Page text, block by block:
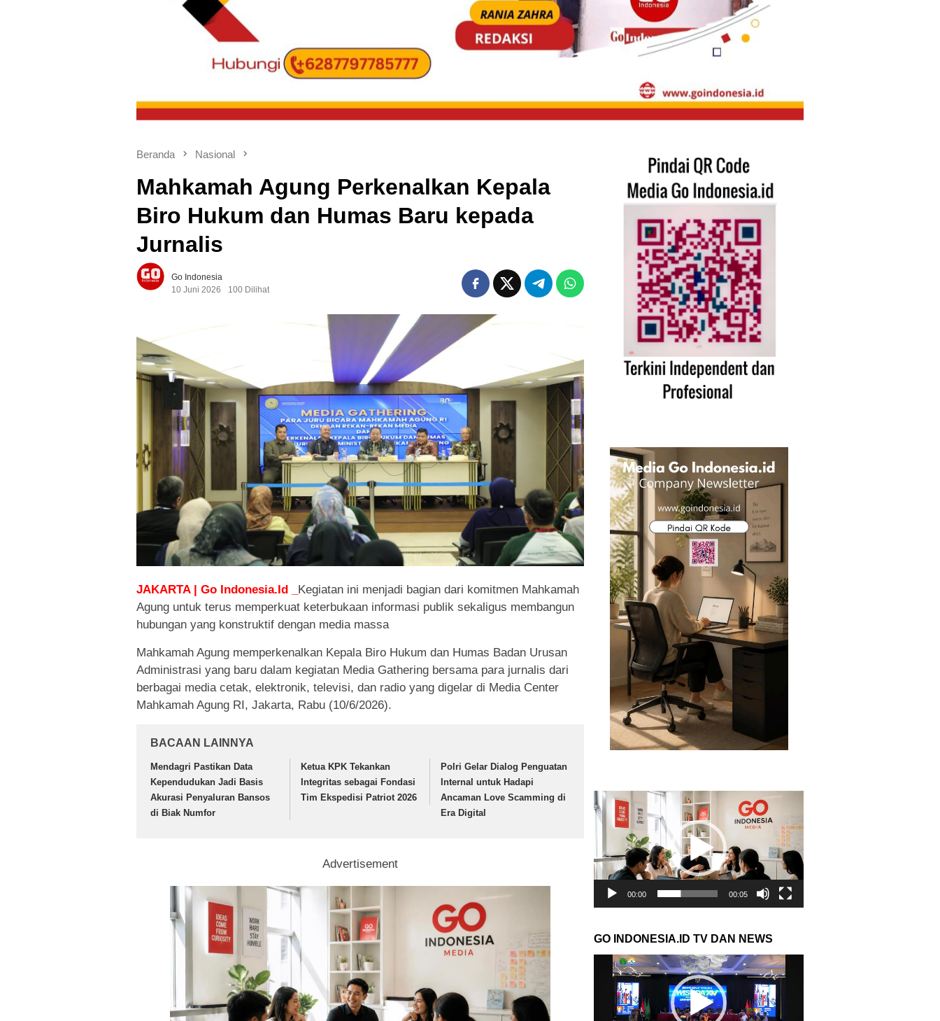
Beranda Nasional
Mahkamah Agung Perkenalkan Kepala
Biro Hukum dan Humas Baru kepada
Jurnalis
Go Indonesia
10 Juni 2026
100 Dilihat
JAKARTA | Go Indonesia.Id _ Kegiatan ini menjadi bagian dari komitmen Mahkamah
Agung untuk terus memperkuat keterbukaan informasi publik sekaligus membangun
hubungan yang konstruktif dengan media massa
Mahkamah Agung memperkenalkan Kepala Biro Hukum dan Humas Badan Urusan
Administrasi yang baru dalam kegiatan Media Gathering bersama para jurnalis dari
berbagai media cetak, elektronik, televisi, dan radio yang digelar di Media Center
Mahkamah Agung RI, Jakarta, Rabu (10/6/2026).
BACAAN LAINNYA
Mendagri Pastikan Data
Kependudukan Jadi Basis
Akurasi Penyaluran Bansos
di Biak Numfor
Ketua KPK Tekankan
Integritas sebagai Fondasi
Tim Ekspedisi Patriot 2026
Polri Gelar Dialog Penguatan
Internal untuk Hadapi
Ancaman Love Scamming di
Era Digital
Advertisement
Pemutar
Video
00:00 00:05
GO INDONESIA.ID TV DAN NEWS
Pemutar
Video